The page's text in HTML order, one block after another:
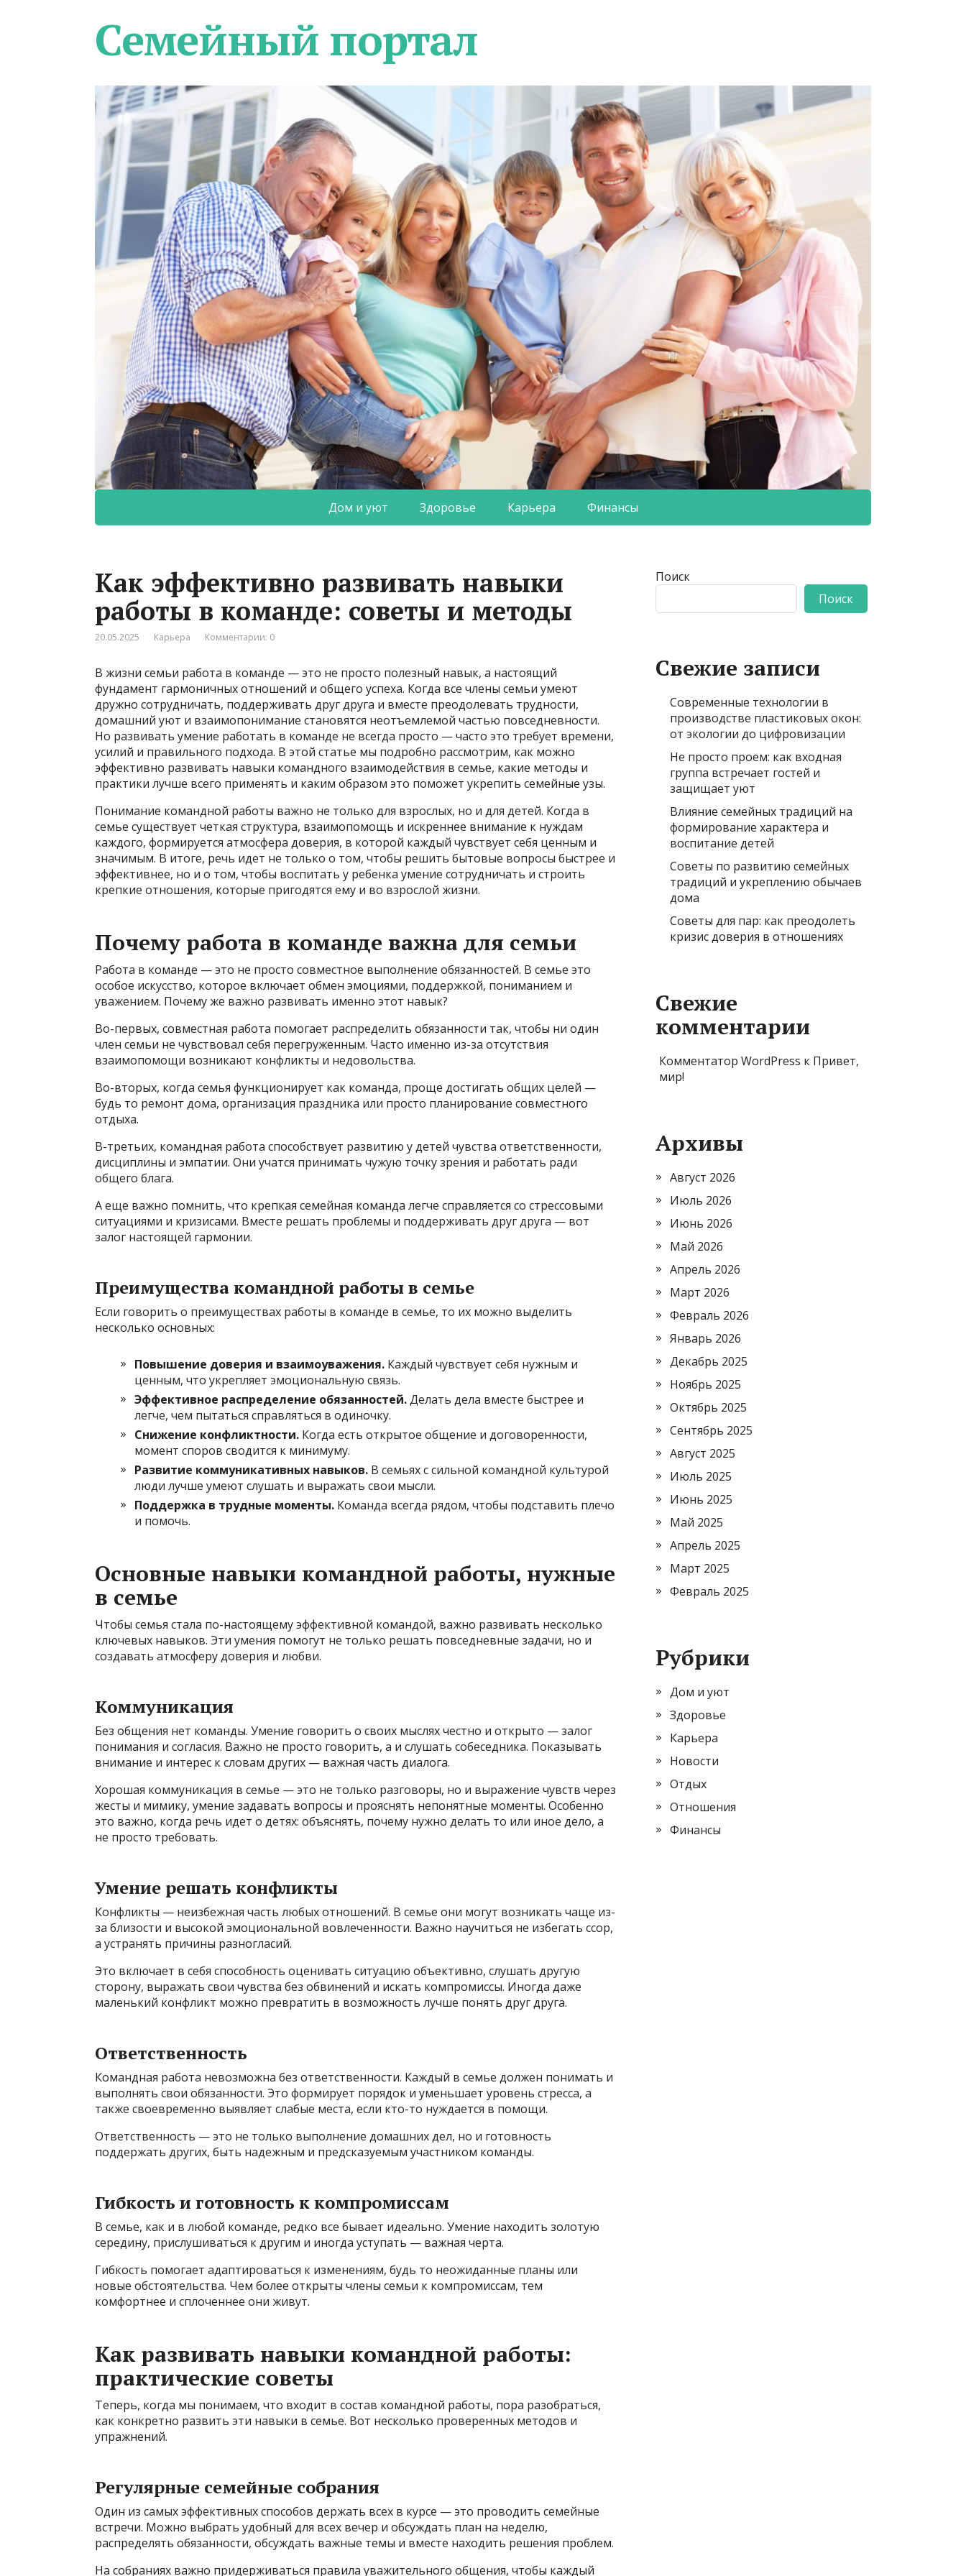
Семейный портал
Дом и уют Здоровье Карьера Финансы
Как эффективно развивать навыки
работы в команде: советы и методы
20.05.2025 Карьера Комментарии: 0
В жизни семьи работа в команде — это не просто полезный навык, а настоящий
фундамент гармоничных отношений и общего успеха. Когда все члены семьи умеют
дружно сотрудничать, поддерживать друг друга и вместе преодолевать трудности,
домашний уют и взаимопонимание становятся неотъемлемой частью повседневности.
Но развивать умение работать в команде не всегда просто — часто это требует времени,
усилий и правильного подхода. В этой статье мы подробно рассмотрим, как можно
эффективно развивать навыки командного взаимодействия в семье, какие методы и
практики лучше всего применять и каким образом это поможет укрепить семейные узы.
Понимание командной работы важно не только для взрослых, но и для детей. Когда в
семье существует четкая структура, взаимопомощь и искреннее внимание к нуждам
каждого, формируется атмосфера доверия, в которой каждый чувствует себя ценным и
значимым. В итоге, речь идет не только о том, чтобы решить бытовые вопросы быстрее и
эффективнее, но и о том, чтобы воспитать у ребенка умение сотрудничать и строить
крепкие отношения, которые пригодятся ему и во взрослой жизни.
Почему работа в команде важна для семьи
Работа в команде — это не просто совместное выполнение обязанностей. В семье это
особое искусство, которое включает обмен эмоциями, поддержкой, пониманием и
уважением. Почему же важно развивать именно этот навык?
Во-первых, совместная работа помогает распределить обязанности так, чтобы ни один
член семьи не чувствовал себя перегруженным. Часто именно из-за отсутствия
взаимопомощи возникают конфликты и недовольства.
Во-вторых, когда семья функционирует как команда, проще достигать общих целей —
будь то ремонт дома, организация праздника или просто планирование совместного
отдыха.
В-третьих, командная работа способствует развитию у детей чувства ответственности,
дисциплины и эмпатии. Они учатся принимать чужую точку зрения и работать ради
общего блага.
А еще важно помнить, что крепкая семейная команда легче справляется со стрессовыми
ситуациями и кризисами. Вместе решать проблемы и поддерживать друг друга — вот
залог настоящей гармонии.
Преимущества командной работы в семье
Если говорить о преимуществах работы в команде в семье, то их можно выделить
несколько основных:
Повышение доверия и взаимоуважения. Каждый чувствует себя нужным и
ценным, что укрепляет эмоциональную связь.
Эффективное распределение обязанностей.Делать дела вместе быстрее и
легче, чем пытаться справляться в одиночку.
Снижение конфликтности. Когда есть открытое общение и договоренности,
момент споров сводится к минимуму.
Развитие коммуникативных навыков. В семьях с сильной командной культурой
люди лучше умеют слушать и выражать свои мысли.
Поддержка в трудные моменты. Команда всегда рядом, чтобы подставить плечо
и помочь.
Основные навыки командной работы, нужные
в семье
Чтобы семья стала по-настоящему эффективной командой, важно развивать несколько
ключевых навыков. Эти умения помогут не только решать повседневные задачи, но и
создавать атмосферу доверия и любви.
Коммуникация
Без общения нет команды. Умение говорить о своих мыслях честно и открыто — залог
понимания и согласия. Важно не просто говорить, а и слушать собеседника. Показывать
внимание и интерес к словам других — важная часть диалога.
Хорошая коммуникация в семье — это не только разговоры, но и выражение чувств через
жесты и мимику, умение задавать вопросы и прояснять непонятные моменты. Особенно
это важно, когда речь идет о детях: объяснять, почему нужно делать то или иное дело, а
не просто требовать.
Умение решать конфликты
Конфликты — неизбежная часть любых отношений. В семье они могут возникать чаще из-
за близости и высокой эмоциональной вовлеченности. Важно научиться не избегать ссор,
а устранять причины разногласий.
Это включает в себя способность оценивать ситуацию объективно, слушать другую
сторону, выражать свои чувства без обвинений и искать компромиссы. Иногда даже
маленький конфликт можно превратить в возможность лучше понять друг друга.
Ответственность
Командная работа невозможна без ответственности. Каждый в семье должен понимать и
выполнять свои обязанности. Это формирует порядок и уменьшает уровень стресса, а
также своевременно выявляет слабые места, если кто-то нуждается в помощи.
Ответственность — это не только выполнение домашних дел, но и готовность
поддержать других, быть надежным и предсказуемым участником команды.
Гибкость и готовность к компромиссам
В семье, как и в любой команде, редко все бывает идеально. Умение находить золотую
середину, прислушиваться к другим и иногда уступать — важная черта.
Гибкость помогает адаптироваться к изменениям, будь то неожиданные планы или
новые обстоятельства. Чем более открыты члены семьи к компромиссам, тем
комфортнее и сплоченнее они живут.
Как развивать навыки командной работы:
практические советы
Теперь, когда мы понимаем, что входит в состав командной работы, пора разобраться,
как конкретно развить эти навыки в семье. Вот несколько проверенных методов и
упражнений.
Регулярные семейные собрания
Один из самых эффективных способов держать всех в курсе — это проводить семейные
встречи. Можно выбрать удобный для всех вечер и обсуждать план на неделю,
распределять обязанности, обсуждать важные темы и вместе находить решения проблем.
На собраниях важно придерживаться правила уважительного общения, чтобы каждый
Поиск
Поиск
Свежие записи
Современные технологии в
производстве пластиковых окон:
от экологии до цифровизации
Не просто проем: как входная
группа встречает гостей и
защищает уют
Влияние семейных традиций на
формирование характера и
воспитание детей
Советы по развитию семейных
традиций и укреплению обычаев
дома
Советы для пар: как преодолеть
кризис доверия в отношениях
Свежие
комментарии
Комментатор WordPress к Привет,
мир!
Архивы
Август 2026
Июль 2026
Июнь 2026
Май 2026
Апрель 2026
Март 2026
Февраль 2026
Январь 2026
Декабрь 2025
Ноябрь 2025
Октябрь 2025
Сентябрь 2025
Август 2025
Июль 2025
Июнь 2025
Май 2025
Апрель 2025
Март 2025
Февраль 2025
Рубрики
Дом и уют
Здоровье
Карьера
Новости
Отдых
Отношения
Финансы